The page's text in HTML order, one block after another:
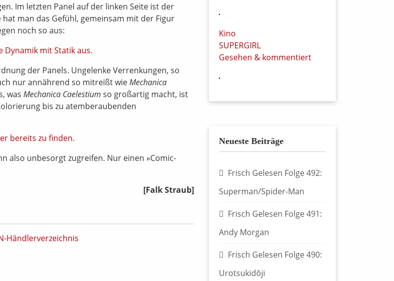
Im letzten Panel auf der linken Seite ist der
man das Gefühl, gemeinsam mit der Figur
noch so aus:
der Panels. Ungelenke Verrenkungen, so
nur annährend so mitreißt wieMechanica
was Mechanica Caelestium so großartig macht, ist
bis zu atemberaubenden
also unbesorgt zugreifen. Nur einen »Comic-
[Falk Straub]
Händlerverzeichnis
Kino
SUPERGIRL
Gesehen & kommentiert
Neueste Beiträge
Frisch Gelesen Folge 492:
Superman/Spider-Man
Frisch Gelesen Folge 491:
Andy Morgan
Frisch Gelesen Folge 490:
Urotsukidōji